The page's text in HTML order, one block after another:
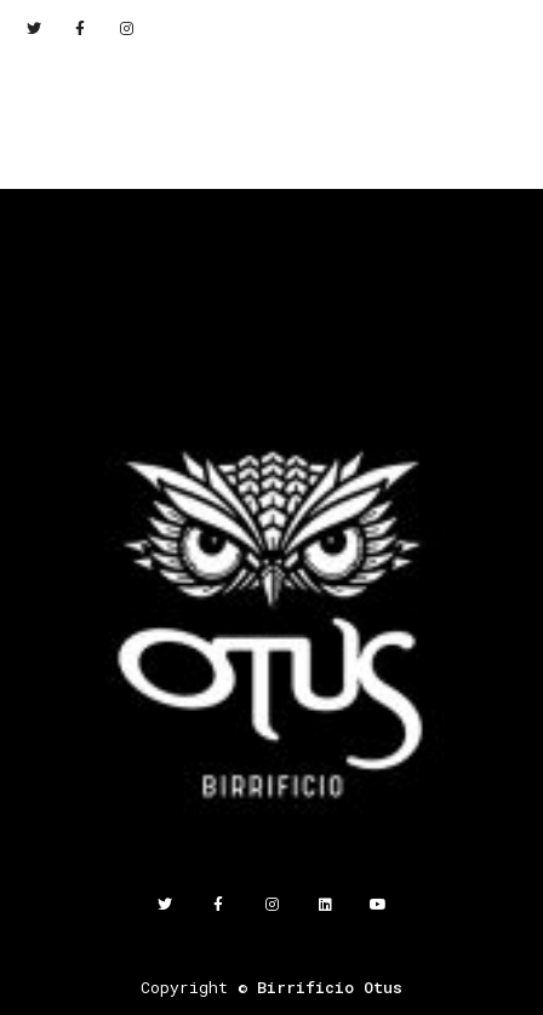
Copyright © Birrificio Otus